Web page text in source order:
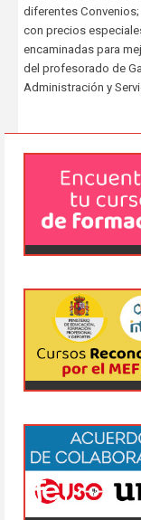
diferentes
con precios
encaminadas para
del profesorado de
Administración y